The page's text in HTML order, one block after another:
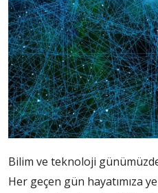
Bilim ve teknoloji
Her geçen gün hayatımıza